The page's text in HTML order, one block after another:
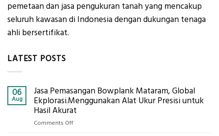
pemetaan dan jasa pengukuran tanah yang mencakup
seluruh kawasan di Indonesia dengan dukungan tenaga
ahli bersertifikat.
LATEST POSTS
06
Aug
Jasa Pemasangan Bowplank Mataram, Global
Ekplorasi.Menggunakan Alat Ukur Presisi untuk
Hasil Akurat
Comments Offon